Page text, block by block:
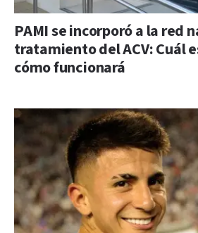
PAMI se incorporó a la red
tratamiento del ACV: Cuál
cómo funcionará